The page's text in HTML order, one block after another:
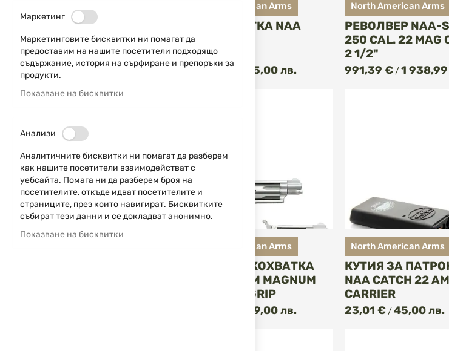
North American Arms
РЪКОХВАТКА NAA
GSTG-M
63,91 € 125,00 лв.
North American Arms
РЕВОЛВЕР NAA-
250 CAL. 22 MAG
2 1/2"
991,39 € /1
North American Arms
КОБУР РЪКОХВАТКА
NAA GHG-M MAGNUM
HOLSTER GRIP
109,00 лв.
North American Arms
КУТИЯ ЗА
NAA CATCH 22
CARRIER
23,01 € /45,00 лв.
Маркетинг
Маркетинговите бисквитки ни помагат да
предоставим на нашите посетители подходящо
съдържание, история на сърфиране и препоръки за
продукти.
Показване на бисквитки
Анализи
Аналитичните бисквитки ни помагат да разберем
как нашите посетители взаимодействат с
уебсайта. Помага ни да разберем броя на
посетителите, откъде идват посетителите и
страниците, през които навигират. Бисквитките
събират тези данни и се докладват анонимно.
Показване на бисквитки